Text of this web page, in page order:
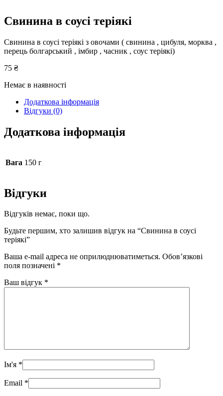
Свинина в соусі теріякі
Свинина в соусі теріякі з овочами ( свинина , цибуля, морква ,
перець болгарський , імбир , часник , соус теріякі)
75 ₴
Немає в наявності
Додаткова інформація
Відгуки (0)
Додаткова інформація
Вага 150 г
Відгуки
Відгуків немає, поки що.
Будьте першим, хто залишив відгук на “Свинина в соусі
теріякі”
Ваша e-mail адреса не оприлюднюватиметься. Обов’язкові
поля позначені *
Ваш відгук *
Ім'я *
Email *